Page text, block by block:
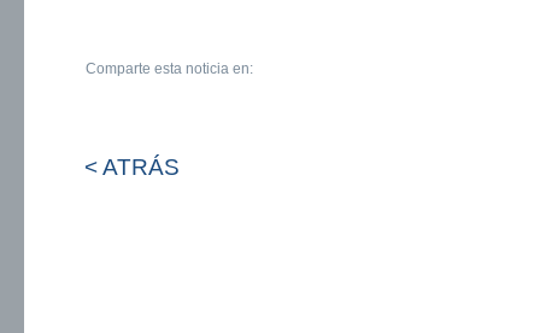
Comparte esta noticia en:
< ATRÁS